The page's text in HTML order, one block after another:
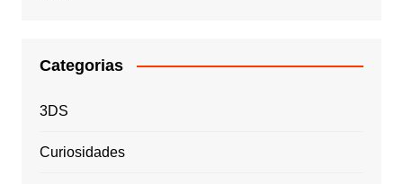
Categorias
3DS
Curiosidades